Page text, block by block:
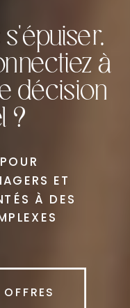
ET
À DES
à
décision
?